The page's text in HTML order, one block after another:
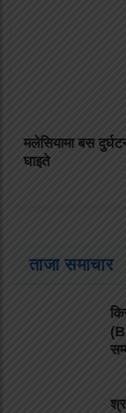
मलेसियामा बस
घाइते
ताजा समाचार